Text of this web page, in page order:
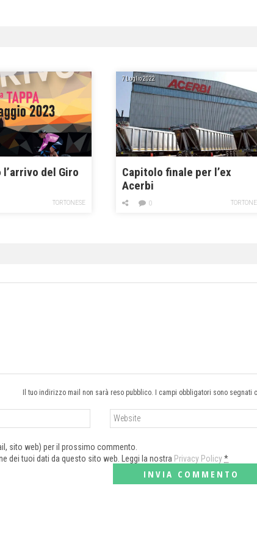
del Giro
TORTONESE
7 Luglio 2022
Capitolo finale per l’ex
Acerbi
0
Il tuo indirizzo mail non sarà reso pubblico. I campi obbligatori sono segnati
sito web) per il prossimo commento.
dei tuoi dati da questo sito web. Leggi la nostra Privacy Policy*